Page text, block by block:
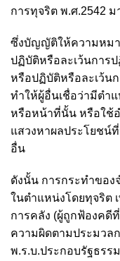
การทุจริต พ.ศ.2542 ม
ซึ่งบัญญัติให้ความหมา
ปฏิบัติหรือละเว้นการ
หรือปฏิบัติหรือละเว้น
ทำให้ผู้อื่นเชื่อว่ามีตำ
หรือหน้าที่นั้น หรือใช้
แสวงหาผลประโยชน์
อื่น
ดังนั้น การกระทำของ
ในตำแหน่งโดยทุจริต
การคลัง (ผู้ถูกฟ้องคดี
ความผิดตามประมวล
พ.ร.บ.ประกอบรัฐธรร